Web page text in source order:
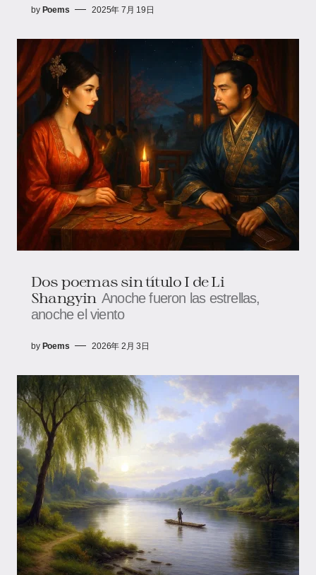
by Poems 2025年 7月 19日
Dos poemas sin título I de Li
Shangyin Anoche fueron las estrellas,
anoche el viento
by Poems 2026年 2月 3日